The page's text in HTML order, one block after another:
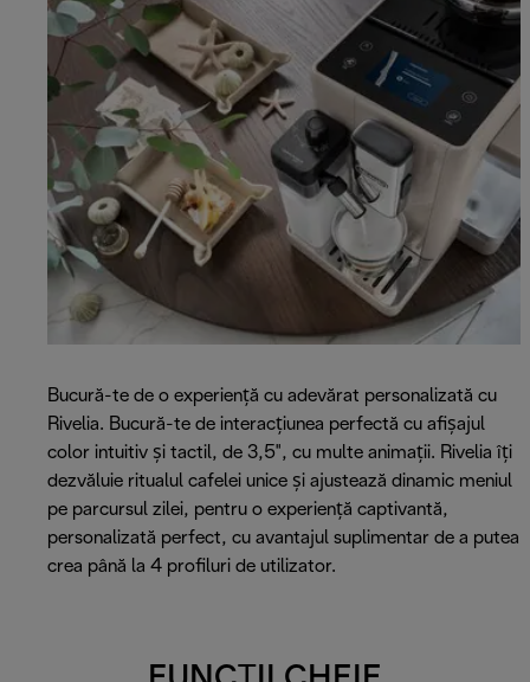
Bucură-te de o experiență cu adevărat personalizată cu
Rivelia. Bucură-te de interacțiunea perfectă cu afișajul
color intuitiv și tactil, de 3,5", cu multe animații. Rivelia îți
dezvăluie ritualul cafelei unice și ajustează dinamic meniul
pe parcursul zilei, pentru o experiență captivantă,
personalizată perfect, cu avantajul suplimentar de a putea
crea până la 4 profiluri de utilizator.